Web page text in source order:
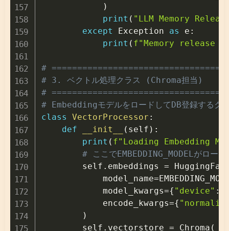
)
print ( "LLM Memory
except Exception as e :
print ( f"Memory release
#
# 3. ベクトル処理クラス (Chroma担当)
#
# EmbeddingモデルをロードしてDB登録するク
class
VectorProcessor :
def
__init__ ( self ) :
print ( f"Loading Embedding
# ここでEMBEDDING_MODELがロード
        self
. embeddings =
            model_name
=
            model_kwargs
={ "device" :
            encode_kwargs
={
)
        self
. vectorstore = Chroma (